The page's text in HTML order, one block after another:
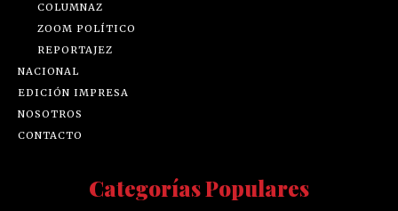
COLUMNAZ
ZOOM POLÍTICO
REPORTAJEZ
NACIONAL
EDICIÓN IMPRESA
NOSOTROS
CONTACTO
Categorías Populares